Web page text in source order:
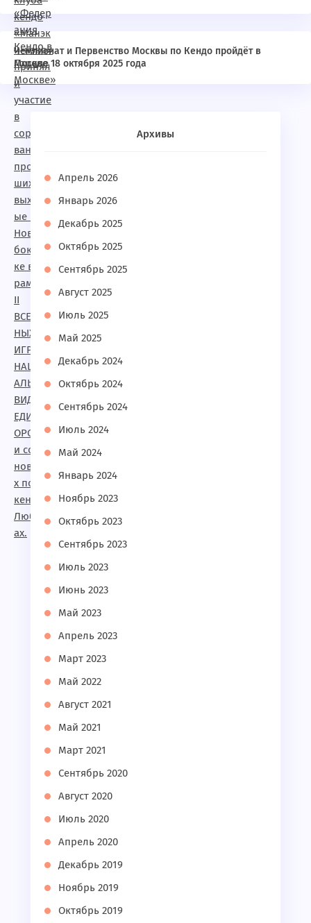
Чемпионат и Первенство Москвы по Кендо пройдёт в
Москве 18 октября 2025 года
Архивы
Апрель 2026
Январь 2026
Декабрь 2025
Октябрь 2025
Сентябрь 2025
Август 2025
Июль 2025
Май 2025
Декабрь 2024
Октябрь 2024
Сентябрь 2024
Июль 2024
Май 2024
Январь 2024
Ноябрь 2023
Октябрь 2023
Сентябрь 2023
Июль 2023
Июнь 2023
Май 2023
Апрель 2023
Март 2023
Май 2022
Август 2021
Май 2021
Март 2021
Сентябрь 2020
Август 2020
Июль 2020
Апрель 2020
Декабрь 2019
Ноябрь 2019
Октябрь 2019